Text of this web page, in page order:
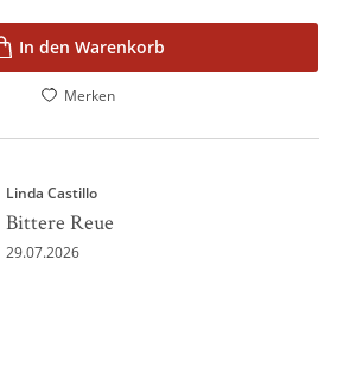
In den Warenkorb
Merken
Linda Castillo
Bittere Reue
29.07.2026